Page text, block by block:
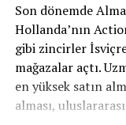
Son dönemde
Hollanda’nın
gibi zincirler
mağazalar açtı.
en yüksek satın
alması,